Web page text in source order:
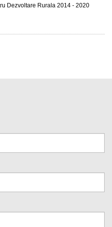
Dezvoltare Rurala 2014 - 2020